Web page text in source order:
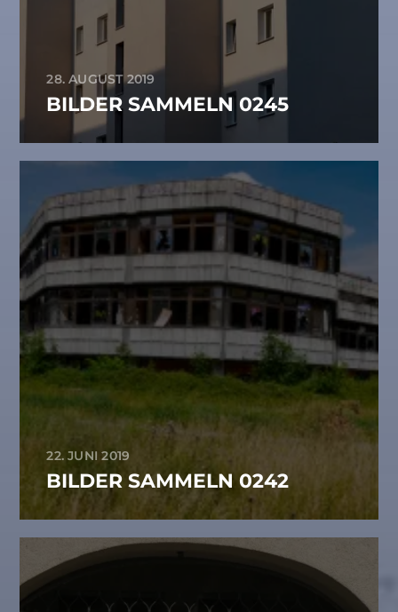
28. AUGUST 2019
BILDER SAMMELN 0245
22. JUNI 2019
BILDER SAMMELN 0242